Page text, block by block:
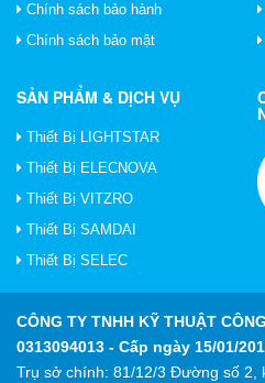
Chính sách bảo hành
Chính sách bảo mật
SẢN PHẨM & DỊCH VỤ
Thiết Bị LIGHTSTAR
Thiết Bị ELECNOVA
Thiết Bị VITZRO
Thiết Bị SAMDAI
Thiết Bị SELEC
CÔNG TY TNHH KỸ THUẬT
0313094013 - Cấp ngày 15/01/
Trụ sở chính: 81/12/3 Đường số 2,